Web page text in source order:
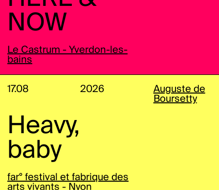
NOW
Le Castrum - Yverdon-les-
bains
17.08 2026
Auguste de
Boursetty
Heavy,
baby
far° festival et fabrique des
arts vivants - Nyon